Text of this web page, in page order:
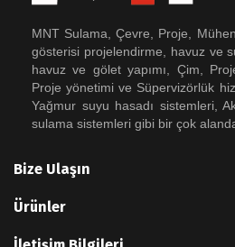
MNT Sulama, Çevre, Proje,
gösterisi projelendirme, havuz ve
havuz ve gölet yapımı, Çim,
Proje yönetimi ve Süpervizörlük
Yağmur suyu hasadı sistemleri,
sulama sistemleri gibi bir çok
Bize Ulaşın
Ürünler